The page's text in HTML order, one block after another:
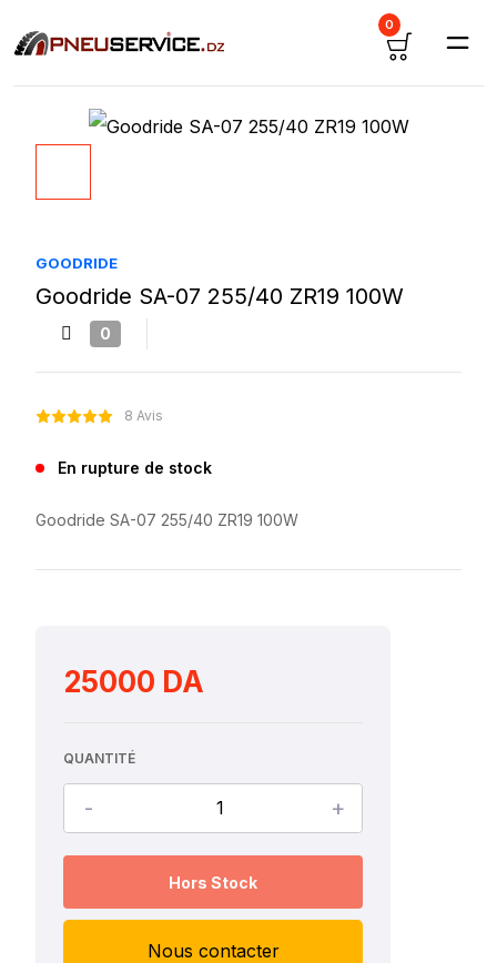
0
GOODRIDE
Goodride SA-07 255/40 ZR19 100W
0
8 Avis
En rupture de stock
Goodride SA-07 255/40 ZR19 100W
25000 DA
QUANTITÉ
- +
Hors Stock
Nous contacter